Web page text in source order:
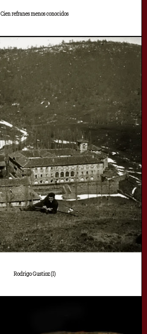
Cien refranes menos conocidos
Rodrigo Gustioz (I)